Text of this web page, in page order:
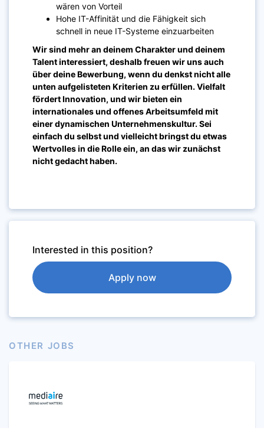
wären von Vorteil
Hohe IT-Affinität und die Fähigkeit sich
schnell in neue IT-Systeme einzuarbeiten
Wir sind mehr an deinem Charakter und deinem
Talent interessiert, deshalb freuen wir uns auch
über deine Bewerbung, wenn du denkst nicht alle
unten aufgelisteten Kriterien zu erfüllen. Vielfalt
fördert Innovation, und wir bieten ein
internationales und offenes Arbeitsumfeld mit
einer dynamischen Unternehmenskultur. Sei
einfach du selbst und vielleicht bringst du etwas
Wertvolles in die Rolle ein, an das wir zunächst
nicht gedacht haben.
Interested in this position?
Apply now
OTHER JOBS